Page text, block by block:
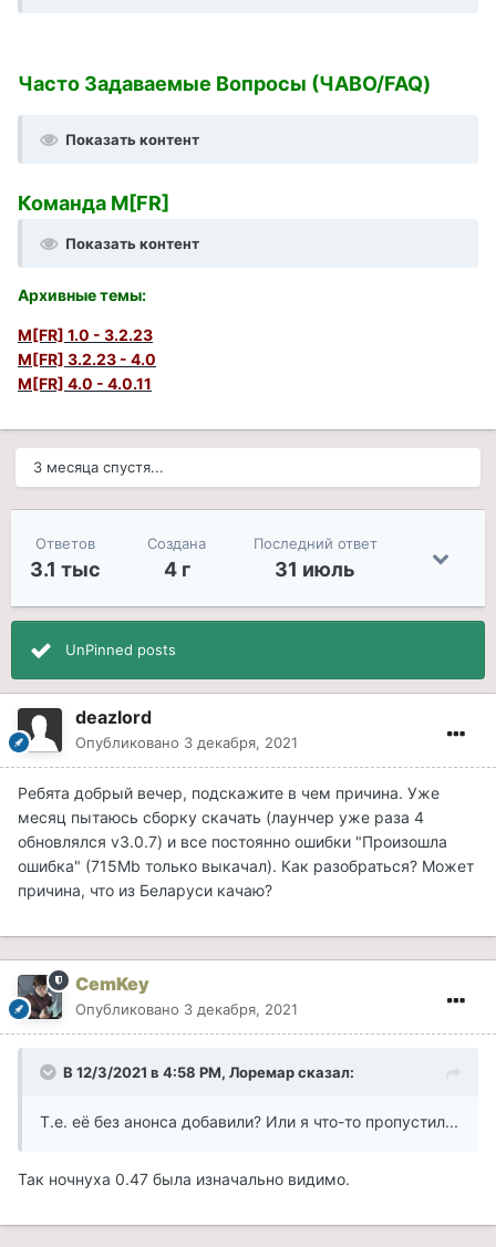
Часто Задаваемые Вопросы (ЧАВО/FAQ)
Показать контент
Команда M[FR]
Показать контент
Архивные темы:
M[FR] 1.0 - 3.2.23
M[FR] 3.2.23 - 4.0
M[FR] 4.0 - 4.0.11
3 месяца спустя...
Ответов
3.1 тыс
Создана
4 г
Последний ответ
31 июль
UnPinned posts
deazlord
Опубликовано 3 декабря, 2021
Ребята добрый вечер, подскажите в чем причина. Уже
месяц пытаюсь сборку скачать (лаунчер уже раза 4
обновлялся v3.0.7) и все постоянно ошибки "Произошла
ошибка" (715Mb только выкачал). Как разобраться? Может
причина, что из Беларуси качаю?
CemKey
Опубликовано 3 декабря, 2021
В 12/3/2021 в 4:58 PM, Лоремар сказал:
Т.е. её без анонса добавили? Или я что-то пропустил...
Так ночнуха 0.47 была изначально видимо.